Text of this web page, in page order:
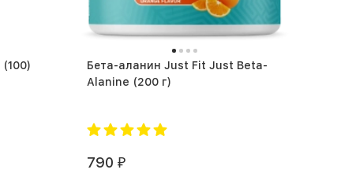
Витамин A NOW Foods A & D (100)
Бета-аланин Just Fit Just Beta-
Alanine (200 г)
790 ₽